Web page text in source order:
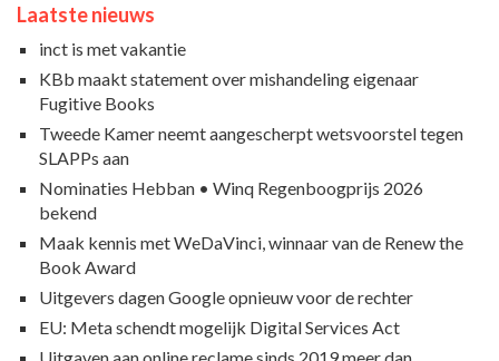
Laatste nieuws
inct is met vakantie
KBb maakt statement over mishandeling eigenaar
Fugitive Books
Tweede Kamer neemt aangescherpt wetsvoorstel tegen
SLAPPs aan
Nominaties Hebban • Winq Regenboogprijs 2026
bekend
Maak kennis met WeDaVinci, winnaar van de Renew the
Book Award
Uitgevers dagen Google opnieuw voor de rechter
EU: Meta schendt mogelijk Digital Services Act
Uitgaven aan online reclame sinds 2019 meer dan